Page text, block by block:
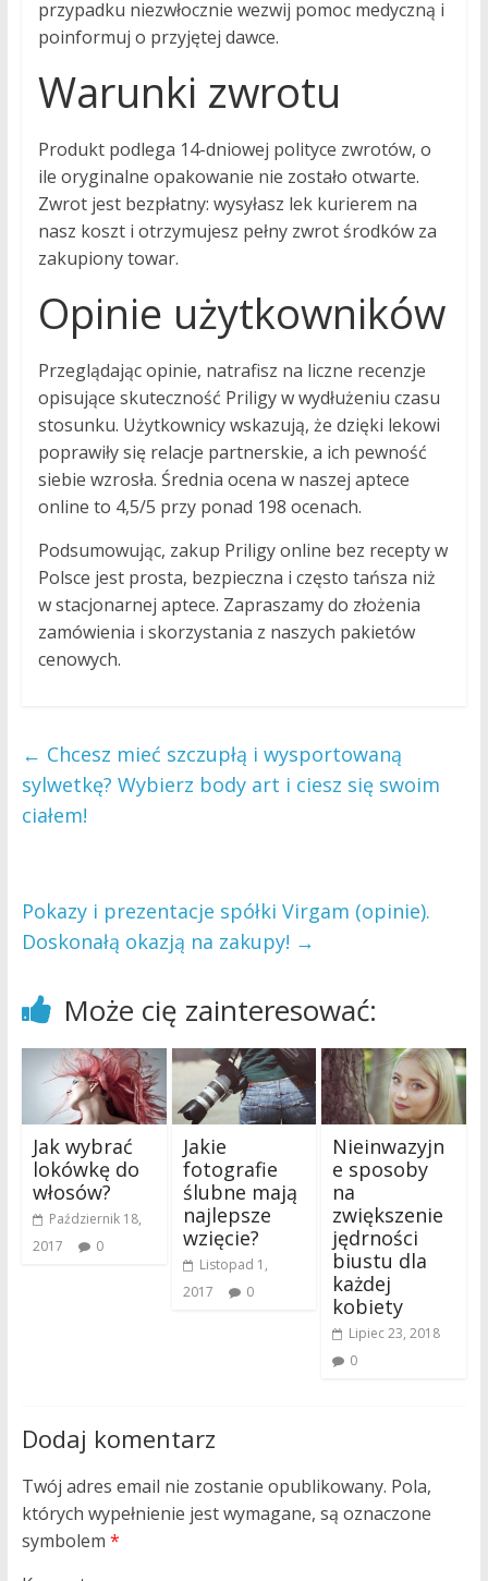
przypadku niezwłocznie wezwij pomoc medyczną i
poinformuj o przyjętej dawce.
Warunki zwrotu
Produkt podlega 14-dniowej polityce zwrotów, o
ile oryginalne opakowanie nie zostało otwarte.
Zwrot jest bezpłatny: wysyłasz lek kurierem na
nasz koszt i otrzymujesz pełny zwrot środków za
zakupiony towar.
Opinie użytkowników
Przeglądając opinie, natrafisz na liczne recenzje
opisujące skuteczność Priligy w wydłużeniu czasu
stosunku. Użytkownicy wskazują, że dzięki lekowi
poprawiły się relacje partnerskie, a ich pewność
siebie wzrosła. Średnia ocena w naszej aptece
online to 4,5/5 przy ponad 198 ocenach.
Podsumowując, zakup Priligy online bez recepty w
Polsce jest prosta, bezpieczna i często tańsza niż
w stacjonarnej aptece. Zapraszamy do złożenia
zamówienia i skorzystania z naszych pakietów
cenowych.
← Chcesz mieć szczupłą i wysportowaną
sylwetkę? Wybierz body art i ciesz się swoim
ciałem!
Pokazy i prezentacje spółki Virgam (opinie).
Doskonałą okazją na zakupy! →
Może cię zainteresować:
Jak wybrać
lokówkę do
włosów?
Październik 18,
2017
0
Jakie
fotografie
ślubne mają
najlepsze
wzięcie?
Listopad 1,
2017
0
Nieinwazyjn
e sposoby
na
zwiększenie
jędrności
biustu dla
każdej
kobiety
Lipiec 23, 2018
0
Dodaj komentarz
Twój adres email nie zostanie opublikowany. Pola,
których wypełnienie jest wymagane, są oznaczone
symbolem *